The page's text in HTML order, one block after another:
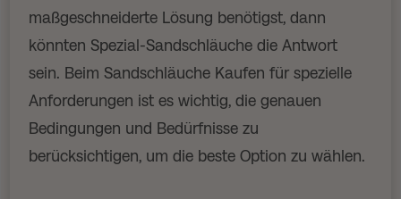
maßgeschneiderte Lösung benötigst, dann
könnten Spezial-Sandschläuche die Antwort
sein. Beim Sandschläuche Kaufen für spezielle
Anforderungen ist es wichtig, die genauen
Bedingungen und Bedürfnisse zu
berücksichtigen, um die beste Option zu wählen.